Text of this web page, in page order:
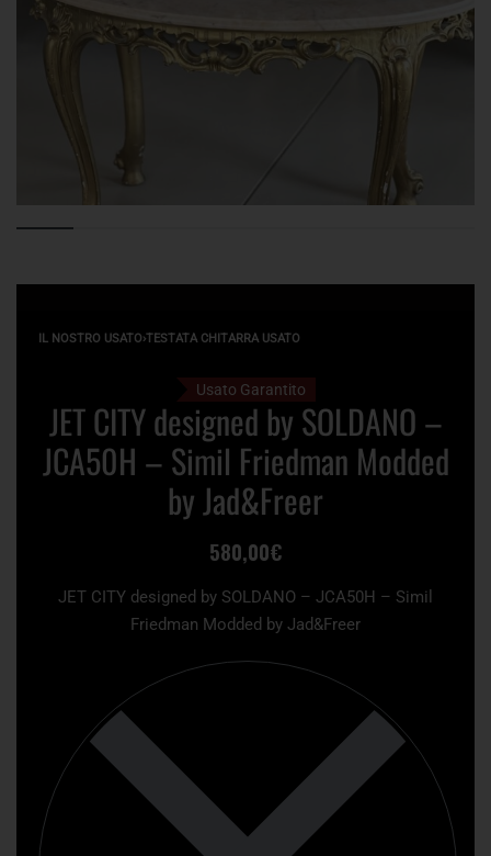
IL NOSTRO USATO›TESTATA CHITARRA USATO
Usato Garantito
JET CITY designed by SOLDANO –
JCA50H – Simil Friedman Modded
by Jad&Freer
580,00€
JET CITY designed by SOLDANO – JCA50H – Simil
Friedman Modded by Jad&Freer